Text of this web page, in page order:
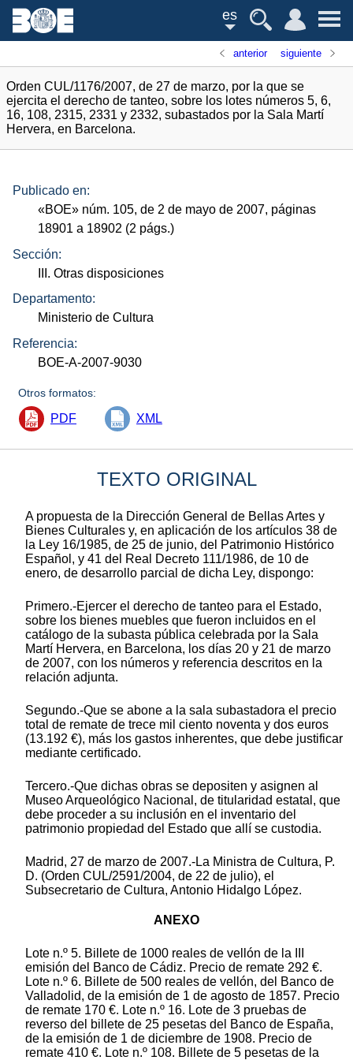
es
anterior siguiente
Orden CUL/1176/2007, de 27 de marzo, por la que se
ejercita el derecho de tanteo, sobre los lotes números 5, 6,
16, 108, 2315, 2331 y 2332, subastados por la Sala Martí
Hervera, en Barcelona.
Publicado en:
«BOE» núm. 105, de 2 de mayo de 2007, páginas
18901 a 18902 (2 págs.)
Sección:
III. Otras disposiciones
Departamento:
Ministerio de Cultura
Referencia:
BOE-A-2007-9030
Otros formatos:
PDF XML
TEXTO ORIGINAL
A propuesta de la Dirección General de Bellas Artes y
Bienes Culturales y, en aplicación de los artículos 38 de
la Ley 16/1985, de 25 de junio, del Patrimonio Histórico
Español, y 41 del Real Decreto 111/1986, de 10 de
enero, de desarrollo parcial de dicha Ley, dispongo:
Primero.-Ejercer el derecho de tanteo para el Estado,
sobre los bienes muebles que fueron incluidos en el
catálogo de la subasta pública celebrada por la Sala
Martí Hervera, en Barcelona, los días 20 y 21 de marzo
de 2007, con los números y referencia descritos en la
relación adjunta.
Segundo.-Que se abone a la sala subastadora el precio
total de remate de trece mil ciento noventa y dos euros
(13.192 €), más los gastos inherentes, que debe justificar
mediante certificado.
Tercero.-Que dichas obras se depositen y asignen al
Museo Arqueológico Nacional, de titularidad estatal, que
debe proceder a su inclusión en el inventario del
patrimonio propiedad del Estado que allí se custodia.
Madrid, 27 de marzo de 2007.-La Ministra de Cultura, P.
D. (Orden CUL/2591/2004, de 22 de julio), el
Subsecretario de Cultura, Antonio Hidalgo López.
ANEXO
Lote n.º 5. Billete de 1000 reales de vellón de la III
emisión del Banco de Cádiz. Precio de remate 292 €.
Lote n.º 6. Billete de 500 reales de vellón, del Banco de
Valladolid, de la emisión de 1 de agosto de 1857. Precio
de remate 170 €. Lote n.º 16. Lote de 3 pruebas de
reverso del billete de 25 pesetas del Banco de España,
de la emisión de 1 de diciembre de 1908. Precio de
remate 410 €. Lote n.º 108. Billete de 5 pesetas de la